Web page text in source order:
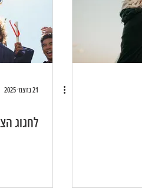
21 בדצמ׳ 2025
לחגוג